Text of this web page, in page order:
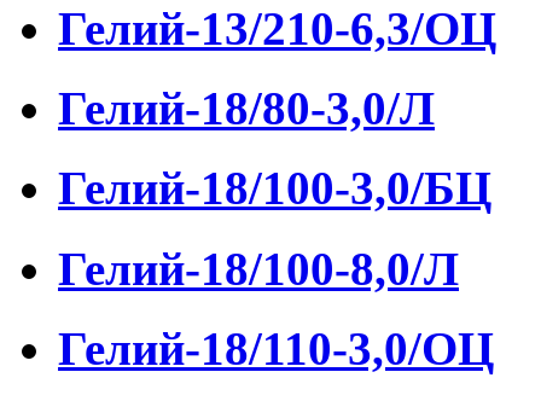
Гелий-13/210-6,3/ОЦ
Гелий-18/80-3,0/Л
Гелий-18/100-3,0/БЦ
Гелий-18/100-8,0/Л
Гелий-18/110-3,0/ОЦ